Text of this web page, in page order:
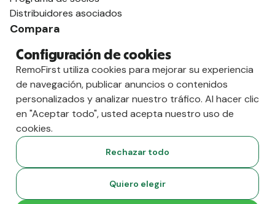
Distribuidores asociados
Compara
vs. Remoto
vs. Ostra
vs. Multiplicador
Configuración de cookies
RemoFirst utiliza cookies para mejorar su experiencia
de navegación, publicar anuncios o contenidos
personalizados y analizar nuestro tráfico. Al hacer clic
en "Aceptar todo", usted acepta nuestro uso de
cookies.
Rechazar todo
Quiero elegir